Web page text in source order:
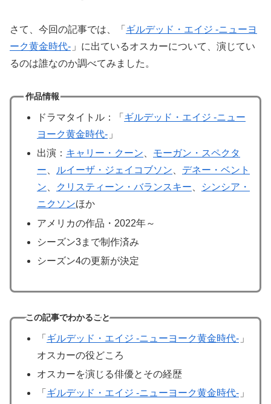
さて、今回の記事では、「 ギルデッド・エイジ -ニューヨ
ーク黄金時代- 」に出ているオスカーについて、演じてい
るのは誰なのか調べてみました。
作品情報
ドラマタイトル：「 ギルデッド・エイジ -ニュー
ヨーク黄金時代- 」
出演： キャリー・クーン、 モーガン・スペクタ
ー、 ルイーザ・ジェイコブソン、 デネー・ベント
ン、 クリスティーン・バランスキー、
シンシア・
ニクソンほか
アメリカの作品・2022年～
シーズン3まで制作済み
シーズン4の更新が決定
この記事でわかること
「 ギルデッド・エイジ -ニューヨーク黄金時代- 」
オスカーの役どころ
オスカーを演じる俳優とその経歴
「 ギルデッド・エイジ -ニューヨーク黄金時代- 」